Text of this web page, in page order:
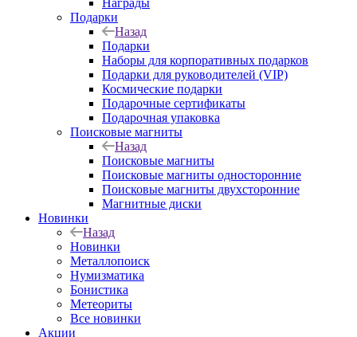
Награды
Подарки
Назад
Подарки
Наборы для корпоративных подарков
Подарки для руководителей (VIP)
Космические подарки
Подарочные сертификаты
Подарочная упаковка
Поисковые магниты
Назад
Поисковые магниты
Поисковые магниты односторонние
Поисковые магниты двухсторонние
Магнитные диски
Новинки
Назад
Новинки
Металлопоиск
Нумизматика
Бонистика
Метеориты
Все новинки
Акции